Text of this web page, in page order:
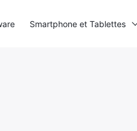
Smartphone et Tablettes